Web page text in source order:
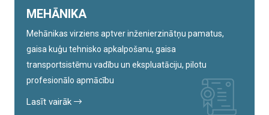
MEHĀNIKA
Mehānikas virziens aptver inženierzinātņu pamatus,
gaisa kuģu tehnisko apkalpošanu, gaisa
transportsistēmu vadību un ekspluatāciju, pilotu
profesionālo apmācību
Lasīt vairāk